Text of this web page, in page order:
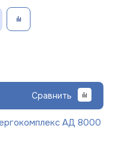
Сравнить
АД 8000